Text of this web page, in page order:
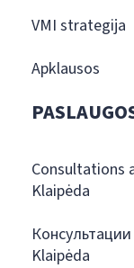
VMI strategija
Apklausos
Consultations
Klaipėda
Klaipėda